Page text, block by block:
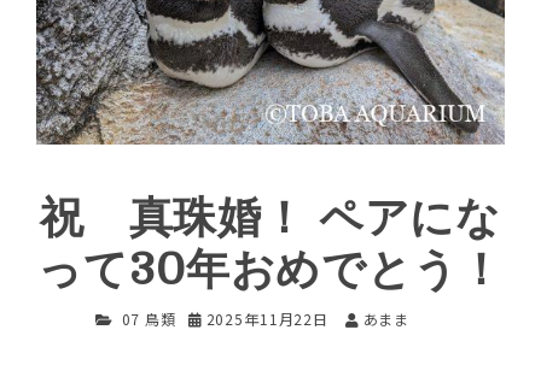
祝 真珠婚！ ペアにな
って30年おめでとう！
07 鳥類 2025年11月22日 あまま